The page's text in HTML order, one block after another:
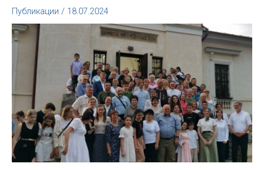
Публикации / 18.07.2024